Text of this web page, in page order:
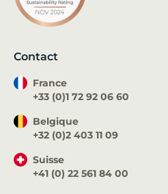
Contact
France
+33 (0)1 72 92 06 60
Belgique
+32 (0)2 403 11 09
Suisse
+41 (0) 22 561 84 00